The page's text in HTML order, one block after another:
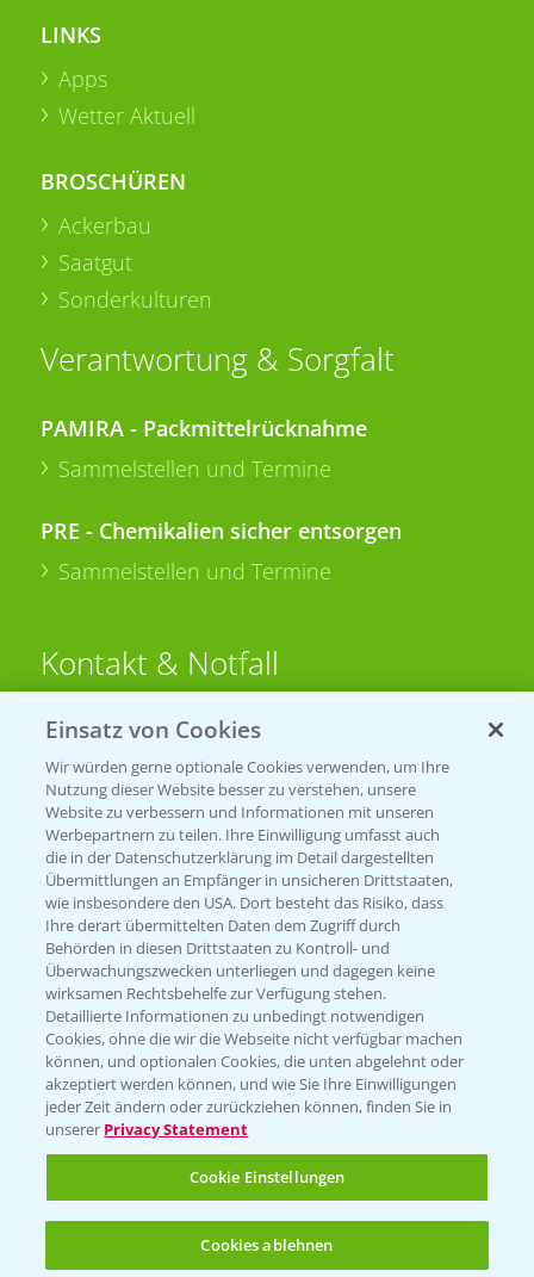
LINKS
Apps
Wetter Aktuell
BROSCHÜREN
Ackerbau
Saatgut
Sonderkulturen
Verantwortung & Sorgfalt
PAMIRA - Packmittelrücknahme
Sammelstellen und Termine
PRE - Chemikalien sicher entsorgen
Sammelstellen und Termine
Kontakt & Notfall
Beratung auf WhatsApp
T.+49 (0)174 346 564 1
KONTAKT
Hilfe in Notfällen
T.+49 (0)214/30-20220
Folgen Sie uns
Einsatz von Cookies
Wir würden gerne optionale Cookies verwenden, um Ihre
Nutzung dieser Website besser zu verstehen, unsere
Website zu verbessern und Informationen mit unseren
Werbepartnern zu teilen. Ihre Einwilligung umfasst auch
die in der Datenschutzerklärung im Detail dargestellten
Übermittlungen an Empfänger in unsicheren Drittstaaten,
wie insbesondere den USA. Dort besteht das Risiko, dass
Ihre derart übermittelten Daten dem Zugriff durch
Behörden in diesen Drittstaaten zu Kontroll- und
Überwachungszwecken unterliegen und dagegen keine
wirksamen Rechtsbehelfe zur Verfügung stehen.
Detaillierte Informationen zu unbedingt notwendigen
Cookies, ohne die wir die Webseite nicht verfügbar machen
können, und optionalen Cookies, die unten abgelehnt oder
akzeptiert werden können, und wie Sie Ihre Einwilligungen
jeder Zeit ändern oder zurückziehen können, finden Sie in
unserer Privacy Statement
Cookie Einstellungen
Cookies ablehnen